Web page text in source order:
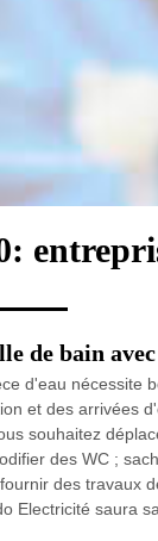
de bain
d'eau nécessite
et des arrivées
souhaitez
des WC ;
des travaux
Electricité saura